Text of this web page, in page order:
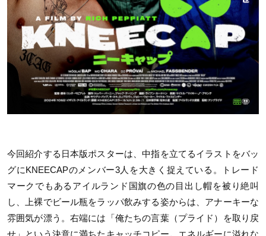
今回紹介する日本版ポスターは、中指を立てるイラストをバッ
グにKNEECAPのメンバー3人を大きく捉えている。トレード
マークでもあるアイルランド国旗の色の目出し帽を被り絶叫
し、上裸でビール瓶をラッパ飲みする姿からは、アナーキーな
雰囲気が漂う。右端には「俺たちの言葉（プライド）を取り戻
せ」という決意に満ちたキャッチコピー。エネルギーに溢れな